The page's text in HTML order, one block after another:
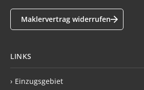
Maklervertrag widerrufen
LINKS
› Einzugsgebiet